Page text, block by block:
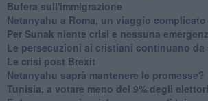
Bufera sull'immigrazione
Netanyahu a Roma, un viaggio complicato
Per Sunak niente crisi e nessuna
Le persecuzioni ai cristiani continuano da
Le crisi post Brexit
Netanyahu saprà mantenere le promesse?
Tunisia, a votare meno del 9% degli elettori